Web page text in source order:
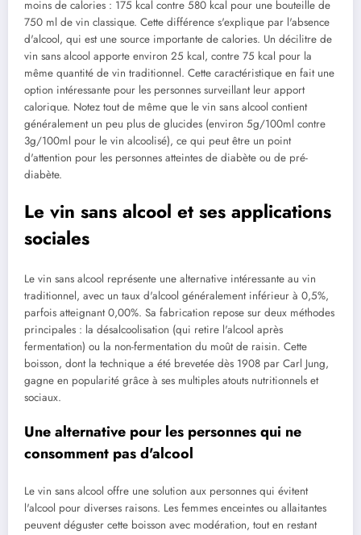
moins de calories : 175 kcal contre 580 kcal pour une bouteille de
750 ml de vin classique. Cette différence s'explique par l'absence
d'alcool, qui est une source importante de calories. Un décilitre de
vin sans alcool apporte environ 25 kcal, contre 75 kcal pour la
même quantité de vin traditionnel. Cette caractéristique en fait une
option intéressante pour les personnes surveillant leur apport
calorique. Notez tout de même que le vin sans alcool contient
généralement un peu plus de glucides (environ 5g/100ml contre
3g/100ml pour le vin alcoolisé), ce qui peut être un point
d'attention pour les personnes atteintes de diabète ou de pré-
diabète.
Le vin sans alcool et ses applications
sociales
Le vin sans alcool représente une alternative intéressante au vin
traditionnel, avec un taux d'alcool généralement inférieur à 0,5%,
parfois atteignant 0,00%. Sa fabrication repose sur deux méthodes
principales : la désalcoolisation (qui retire l'alcool après
fermentation) ou la non-fermentation du moût de raisin. Cette
boisson, dont la technique a été brevetée dès 1908 par Carl Jung,
gagne en popularité grâce à ses multiples atouts nutritionnels et
sociaux.
Une alternative pour les personnes qui ne
consomment pas d'alcool
Le vin sans alcool offre une solution aux personnes qui évitent
l'alcool pour diverses raisons. Les femmes enceintes ou allaitantes
peuvent déguster cette boisson avec modération, tout en restant